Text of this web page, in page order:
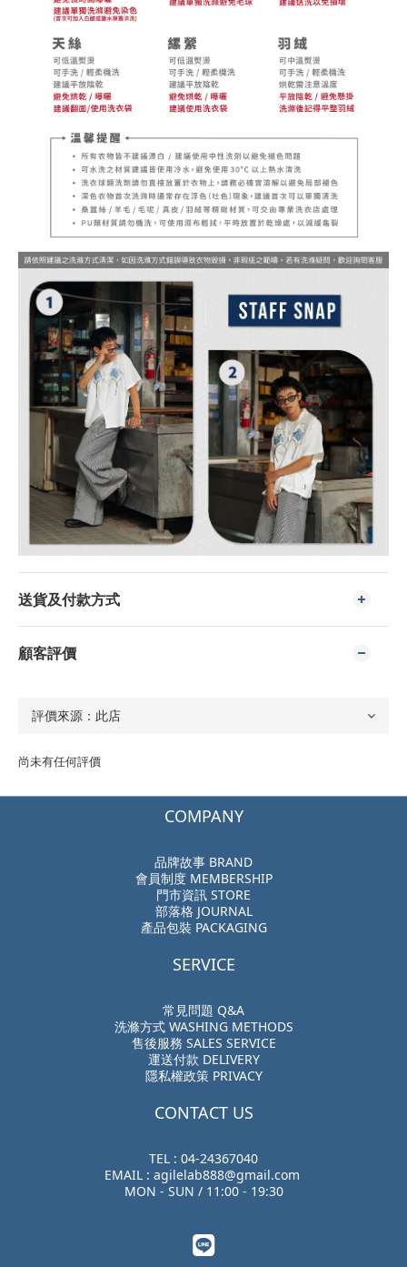
送貨及付款方式
顧客評價
尚未有任何評價
COMPANY
品牌故事 BRAND
會員制度 MEMBERSHIP
門市資訊 STORE
部落格 JOURNAL
產品包裝 PACKAGING
SERVICE
常見問題 Q&A
洗滌方式 WASHING METHODS
售後服務 SALES SERVICE
運送付款 DELIVERY
隱私權政策 PRIVACY
CONTACT US
TEL : 04-24367040
EMAIL : agilelab888@gmail.com
MON - SUN / 11:00 - 19:30